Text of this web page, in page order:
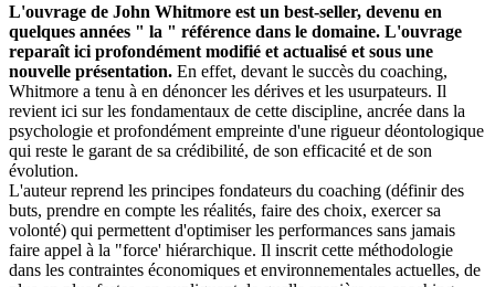
L'ouvrage de John Whitmore est un best-seller, devenu en
quelques années " la " référence dans le domaine. L'ouvrage
reparaît ici profondément modifié et actualisé et sous une
nouvelle présentation. En effet, devant le succès du coaching,
Whitmore a tenu à en dénoncer les dérives et les usurpateurs. Il
revient ici sur les fondamentaux de cette discipline, ancrée dans la
psychologie et profondément empreinte d'une rigueur déontologique
qui reste le garant de sa crédibilité, de son efficacité et de son
évolution.
L'auteur reprend les principes fondateurs du coaching (définir des
buts, prendre en compte les réalités, faire des choix, exercer sa
volonté) qui permettent d'optimiser les performances sans jamais
faire appel à la "force' hiérarchique. Il inscrit cette méthodologie
dans les contraintes économiques et environnementales actuelles, de